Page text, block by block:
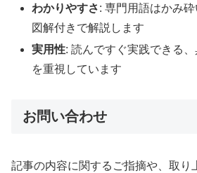
わかりやすさ: 専門用語はかみ
図解付きで解説します
実用性: 読んですぐ実践できる
を重視しています
お問い合わせ
記事の内容に関するご指摘や、取り